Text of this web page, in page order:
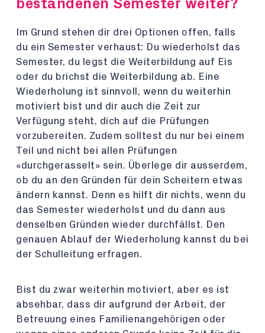
bestandenen Semester weiter?
Im Grund stehen dir drei Optionen offen, falls
du ein Semester verhaust: Du wiederholst das
Semester, du legst die Weiterbildung auf Eis
oder du brichst die Weiterbildung ab. Eine
Wiederholung ist sinnvoll, wenn du weiterhin
motiviert bist und dir auch die Zeit zur
Verfügung steht, dich auf die Prüfungen
vorzubereiten. Zudem solltest du nur bei einem
Teil und nicht bei allen Prüfungen
«durchgerasselt» sein. Überlege dir ausserdem,
ob du an den Gründen für dein Scheitern etwas
ändern kannst. Denn es hilft dir nichts, wenn du
das Semester wiederholst und du dann aus
denselben Gründen wieder durchfällst. Den
genauen Ablauf der Wiederholung kannst du bei
der Schulleitung erfragen.
Bist du zwar weiterhin motiviert, aber es ist
absehbar, dass dir aufgrund der Arbeit, der
Betreuung eines Familienangehörigen oder